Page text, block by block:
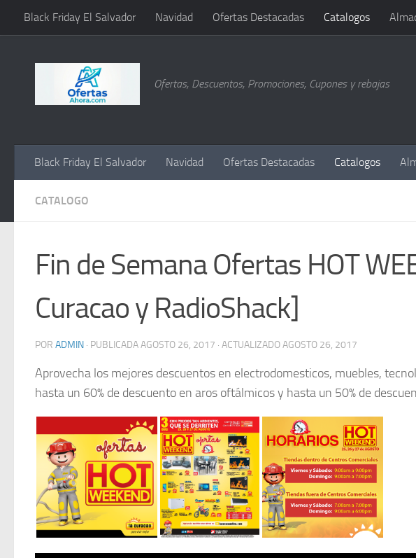
Saltar al contenido
Black Friday El Salvador Navidad Ofertas Destacadas Catalogos
Ofertas, Descuentos, Promociones, Cupones y rebajas
Black Friday El Salvador Navidad Ofertas Destacadas Catalogos
CATALOGO
Fin de Semana Ofertas HOT
Curacao y RadioShack]
POR ADMIN · PUBLICADAAGOSTO 26, 2017 · ACTUALIZADOAGOSTO 26, 2017
Aprovecha los mejores descuentos en electrodomesticos, muebles,
hasta un 60% de descuento en aros oftálmicos y hasta un 50% de